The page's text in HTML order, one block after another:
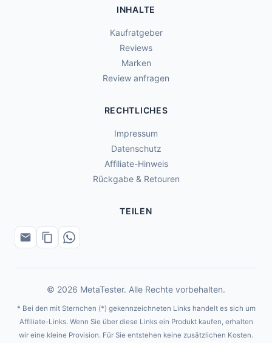
INHALTE
Kaufratgeber
Reviews
Marken
Review anfragen
RECHTLICHES
Impressum
Datenschutz
Affiliate-Hinweis
Rückgabe & Retouren
TEILEN
© 2026 MetaTester. Alle Rechte vorbehalten.
* Bei den mit Sternchen (*) gekennzeichneten Links handelt es sich um
Affiliate-Links. Wenn Sie über diese Links ein Produkt kaufen, erhalten
wir eine kleine Provision. Für Sie entstehen keine zusätzlichen Kosten.